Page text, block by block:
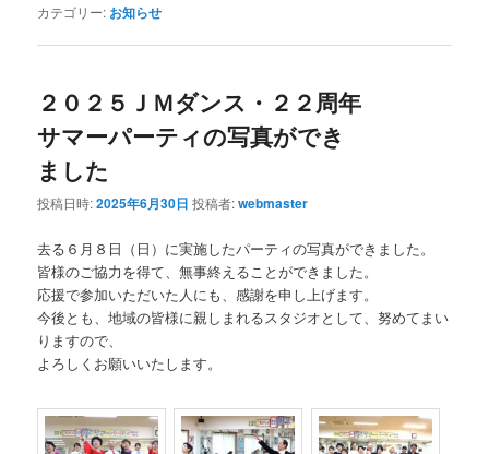
カテゴリー: お知らせ
２０２５ＪＭダンス・２２周年
サマーパーティの写真ができ
ました
投稿日時:2025年6月30日 投稿者:webmaster
去る６月８日（日）に実施したパーティの写真ができました。
皆様のご協力を得て、無事終えることができました。
応援で参加いただいた人にも、感謝を申し上げます。
今後とも、地域の皆様に親しまれるスタジオとして、努めてまい
りますので、
よろしくお願いいたします。